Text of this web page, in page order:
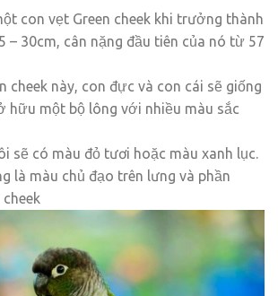
con vẹt Green cheek khi trưởng thành
– 30cm, cân nặng đầu tiên của nó từ 57
cheek này, con đực và con cái sẽ giống
hữu một bộ lông với nhiều màu sắc
sẽ có màu đỏ tươi hoặc màu xanh lục.
là màu chủ đạo trên lưng và phần